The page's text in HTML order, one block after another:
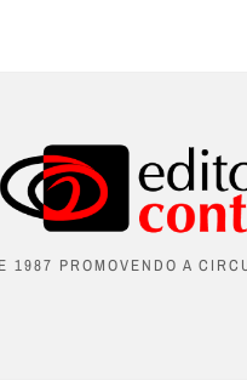
1987 PROMOVENDO A